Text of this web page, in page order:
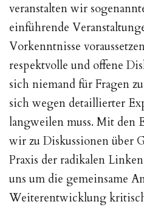
veranstalten wir
einführende
Vorkenntnisse
respektvolle und offene
sich niemand für Fragen
sich wegen detaillierter
langweilen muss. Mit den
wir zu Diskussionen über
Praxis der radikalen
uns um die gemeinsame
Weiterentwicklung